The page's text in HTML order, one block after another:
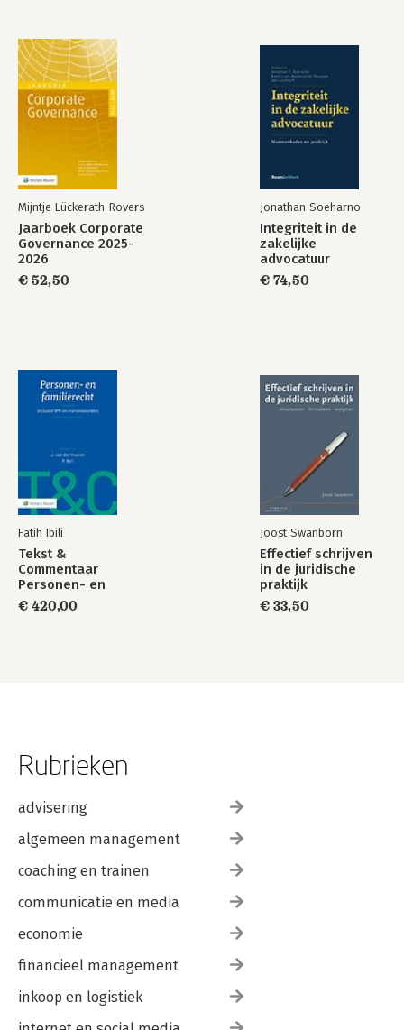
Mijntje Lückerath-Rovers
Jaarboek Corporate
Governance 2025-
2026
€ 52,50
Jonathan Soeharno
Integriteit in de
zakelijke
advocatuur
€ 74,50
Fatih Ibili
Tekst &
Commentaar
Personen- en
Familierecht
€ 420,00
Joost Swanborn
Effectief schrijven
in de juridische
praktijk
€ 33,50
Rubrieken
advisering
algemeen management
coaching en trainen
communicatie en media
economie
financieel management
inkoop en logistiek